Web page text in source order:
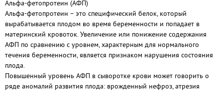
Альфа-фетопротеин (АФП)
Альфа-фетопротеин – это специфический белок, который
вырабатывается плодом во время беременности и попадает в
материнский кровоток. Увеличение или понижение содержания
АФП по сравнению с уровнем, характерным для нормального
течения беременности, является признаком нарушения состояния
плода.
Повышенный уровень АФП в сыворотке крови может говорить о
ряде аномалий развития плода: врожденный нефроз, атрезия